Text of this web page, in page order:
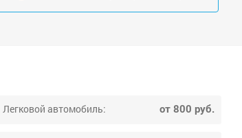
Легковой автомобиль: от 800 руб.